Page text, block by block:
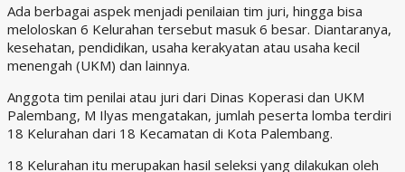
Ada berbagai aspek menjadi penilaian tim juri, hingga bisa
meloloskan 6 Kelurahan tersebut masuk 6 besar. Diantaranya,
kesehatan, pendidikan, usaha kerakyatan atau usaha kecil
menengah (UKM) dan lainnya.
Anggota tim penilai atau juri dari Dinas Koperasi dan UKM
Palembang, M Ilyas mengatakan, jumlah peserta lomba terdiri
18 Kelurahan dari 18 Kecamatan di Kota Palembang.
18 Kelurahan itu merupakan hasil seleksi yang dilakukan oleh